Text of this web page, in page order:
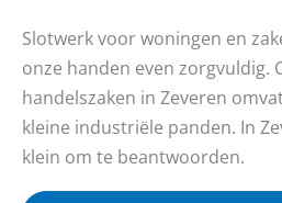
Slotwerk voor woningen en
onze handen even zorgvuldig.
handelszaken in Zeveren
kleine industriële panden. In
klein om te beantwoorden.